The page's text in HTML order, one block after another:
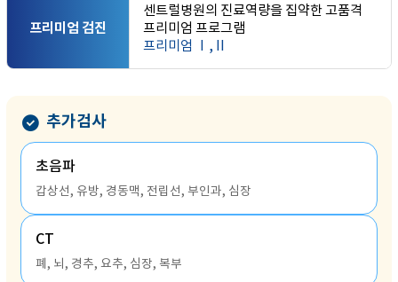
프리미엄 검진
센트럴병원의 진료역량을 집약한 고품격
프리미엄 프로그램
프리미엄 Ⅰ,Ⅱ
추가검사
초음파
갑상선, 유방, 경동맥, 전립선, 부인과, 심장
CT
폐, 뇌, 경추, 요추, 심장, 복부